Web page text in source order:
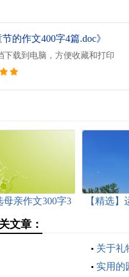
的作文400字4篇.doc》
下载到电脑，方便收藏和打印
母亲作文300字3
【精选】
文章：
关于礼
实用的